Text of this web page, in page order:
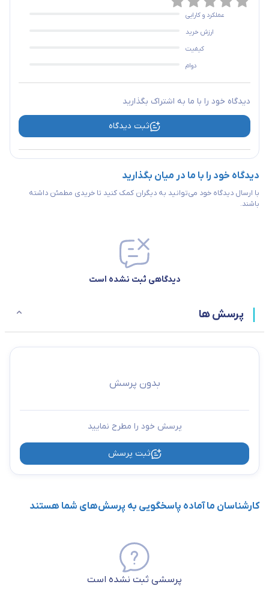
عملکرد و کارایی
ارزش خرید
کیفیت
دوام
دیدگاه خود را با ما به اشتراک بگذارید
ثبت دیدگاه
دیدگاه خود را با ما در میان بگذارید
با ارسال دیدگاه خود می‌توانید به دیگران کمک کنید تا خریدی مطمئن داشته
باشند.
دیدگاهی ثبت نشده است
پرسش ها
بدون پرسش
پرسش خود را مطرح نمایید
ثبت پرسش
کارشناسان ما آماده پاسخگویی به پرسش‌های شما هستند
پرسشی ثبت نشده است